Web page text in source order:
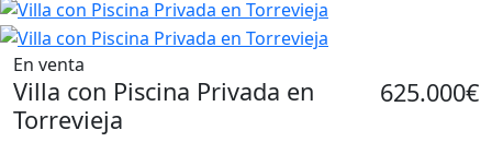
En venta
Villa con Piscina Privada en
Torrevieja
625.000€